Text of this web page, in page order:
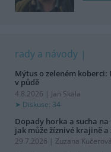
rady a návody
Mýtus o zeleném
v půdě
4.8.2026 | Jan Skala
Diskuse: 34
Dopady horka a sucha
jak může žíznivé krajině
29.7.2026 | Zuzana Kučerová